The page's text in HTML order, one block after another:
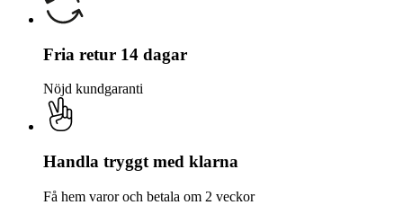
Fria retur 14 dagar
Nöjd kundgaranti
Handla tryggt med klarna
Få hem varor och betala om 2 veckor